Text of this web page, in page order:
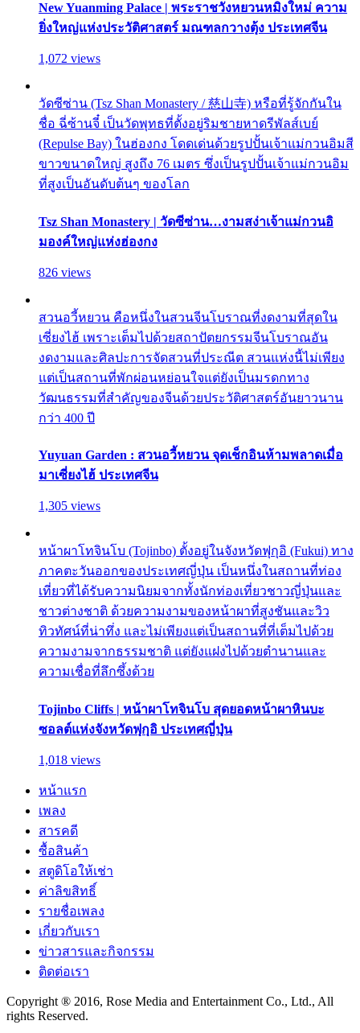
New Yuanming Palace | พระราชวังหยวนหมิงใหม่ ความ
ยิ่งใหญ่แห่งประวัติศาสตร์ มณฑลกวางตุ้ง ประเทศจีน
1,072 views
วัดซีซ่าน (Tsz Shan Monastery / 慈山寺) หรือที่รู้จักกันใน
ชื่อ ฉี่ซ้านจี๋ เป็นวัดพุทธที่ตั้งอยู่ริมชายหาดรีพัลส์เบย์
(Repulse Bay) ในฮ่องกง โดดเด่นด้วยรูปปั้นเจ้าแม่กวนอิมสี
ขาวขนาดใหญ่ สูงถึง 76 เมตร ซึ่งเป็นรูปปั้นเจ้าแม่กวนอิม
ที่สูงเป็นอันดับต้นๆ ของโลก
Tsz Shan Monastery | วัดซีซ่าน…งามสง่าเจ้าแม่กวนอิ
มองค์ใหญ่แห่งฮ่องกง
826 views
สวนอวี้หยวน คือหนึ่งในสวนจีนโบราณที่งดงามที่สุดใน
เซี่ยงไฮ้ เพราะเต็มไปด้วยสถาปัตยกรรมจีนโบราณอัน
งดงามและศิลปะการจัดสวนที่ประณีต สวนแห่งนี้ไม่เพียง
แต่เป็นสถานที่พักผ่อนหย่อนใจแต่ยังเป็นมรดกทาง
วัฒนธรรมที่สำคัญของจีนด้วยประวัติศาสตร์อันยาวนาน
กว่า 400 ปี
Yuyuan Garden : สวนอวี้หยวน จุดเช็กอินห้ามพลาดเมื่อ
มาเซี่ยงไฮ้ ประเทศจีน
1,305 views
หน้าผาโทจินโบ (Tojinbo) ตั้งอยู่ในจังหวัดฟุกุอิ (Fukui) ทาง
ภาคตะวันออกของประเทศญี่ปุ่น เป็นหนึ่งในสถานที่ท่อง
เที่ยวที่ได้รับความนิยมจากทั้งนักท่องเที่ยวชาวญี่ปุ่นและ
ชาวต่างชาติ ด้วยความงามของหน้าผาที่สูงชันและวิว
ทิวทัศน์ที่น่าทึ่ง และไม่เพียงแต่เป็นสถานที่ที่เต็มไปด้วย
ความงามจากธรรมชาติ แต่ยังแฝงไปด้วยตำนานและ
ความเชื่อที่ลึกซึ้งด้วย
Tojinbo Cliffs | หน้าผาโทจินโบ สุดยอดหน้าผาหินบะ
ซอลต์แห่งจังหวัดฟุกุอิ ประเทศญี่ปุ่น
1,018 views
หน้าแรก
เพลง
สารคดี
ซื้อสินค้า
สตูดิโอให้เช่า
ค่าลิขสิทธิ์
รายชื่อเพลง
เกี่ยวกับเรา
ข่าวสารและกิจกรรม
ติดต่อเรา
Copyright ® 2016, Rose Media and Entertainment Co., Ltd., All
rights Reserved.